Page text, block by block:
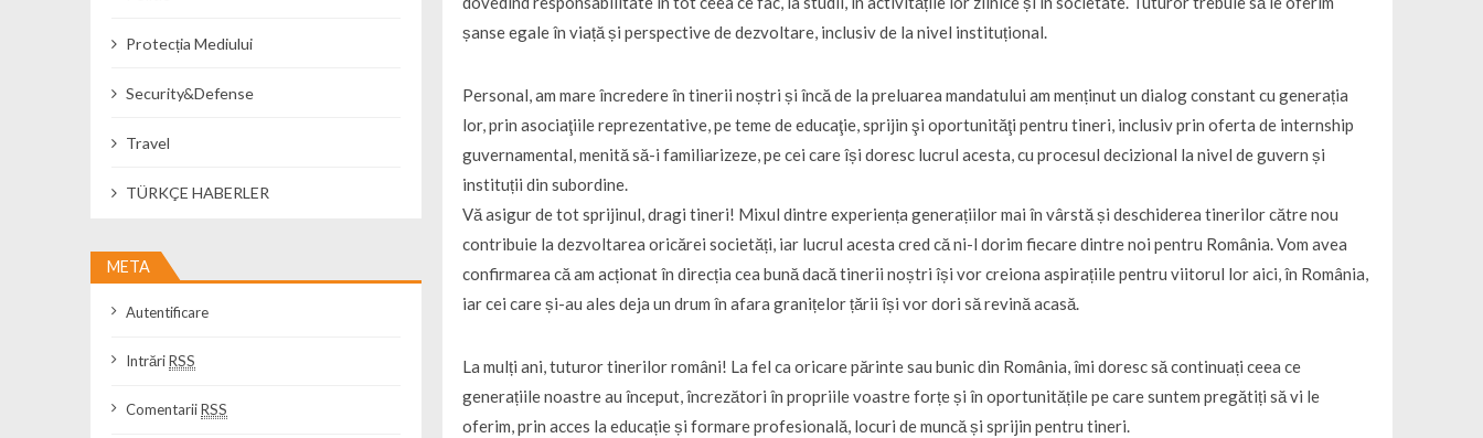
șanse egale în viață și perspective de dezvoltare, inclusiv de la nivel instituțional.
Personal, am mare încredere în tinerii noștri și încă de la preluarea mandatului am menținut un dialog constant cu generația
lor, prin asociaţiile reprezentative, pe teme de educaţie, sprijin şi oportunităţi pentru tineri, inclusiv prin oferta de internship
guvernamental, menită să-i familiarizeze, pe cei care își doresc lucrul acesta, cu procesul decizional la nivel de guvern și
instituții din subordine.
Vă asigur de tot sprijinul, dragi tineri! Mixul dintre experiența generațiilor mai în vârstă și deschiderea tinerilor către nou
contribuie la dezvoltarea oricărei societăți, iar lucrul acesta cred că ni-l dorim fiecare dintre noi pentru România. Vom avea
confirmarea că am acționat în direcția cea bună dacă tinerii noștri își vor creiona aspirațiile pentru viitorul lor aici, în România,
iar cei care și-au ales deja un drum în afara granițelor țării își vor dori să revină acasă.
La mulți ani, tuturor tinerilor români! La fel ca oricare părinte sau bunic din România, îmi doresc să continuați ceea ce
generațiile noastre au început, încrezători în propriile voastre forțe și în oportunitățile pe care suntem pregătiți să vi le
oferim, prin acces la educație și formare profesională, locuri de muncă și sprijin pentru tineri.
Protecția Mediului
Security&Defense
Travel
TÜRKÇE HABERLER
META
Autentificare
IntrăriRSS
ComentariiRSS